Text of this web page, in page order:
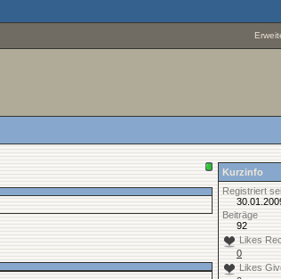
Kurzinfo
Registriert
Beiträge
92
Likes
0
Likes